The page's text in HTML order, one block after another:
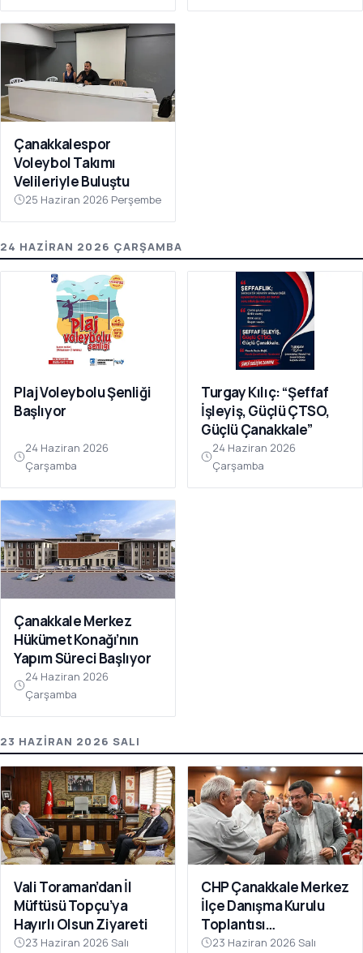
Çanakkalespor
Voleybol Takımı
Velileriyle Buluştu
25 Haziran 2026 Perşembe
24 HAZIRAN 2026 ÇARŞAMBA
Plaj Voleybolu Şenliği
Başlıyor
24 Haziran 2026
Çarşamba
Turgay Kılıç: “Şeffaf
İşleyiş, Güçlü ÇTSO,
Güçlü Çanakkale”
24 Haziran 2026
Çarşamba
Çanakkale Merkez
Hükümet Konağı’nın
Yapım Süreci Başlıyor
24 Haziran 2026
Çarşamba
23 HAZIRAN 2026 SALI
Vali Toraman’dan İl
Müftüsü Topçu’ya
Hayırlı Olsun Ziyareti
23 Haziran 2026 Salı
CHP Çanakkale Merkez
İlçe Danışma Kurulu
Toplantısı
Gerçekleştirildi
23 Haziran 2026 Salı